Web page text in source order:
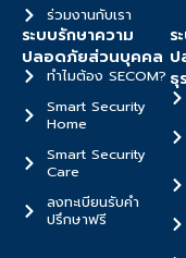
ร่วมงานกับเรา
ระบบรักษาความ
ปลอดภัยส่วนบุคคล
ทำไมต้อง SECOM?
Smart Security
Home
Smart Security
Care
ลงทะเบียนรับคำ
ปรึกษาฟรี
ร
ป
ธุ